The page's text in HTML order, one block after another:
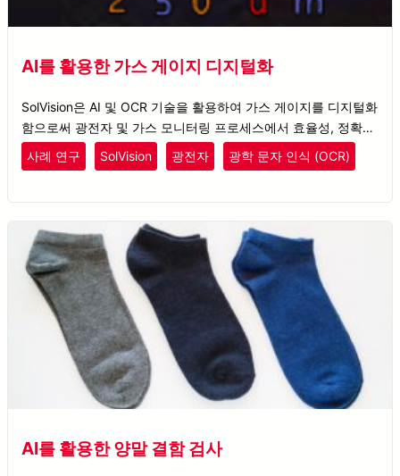
AI를 활용한 가스 게이지 디지털화
SolVision은 AI 및 OCR 기술을 활용하여 가스 게이지를 디지털화
함으로써 광전자 및 가스 모니터링 프로세스에서 효율성, 정확성
및 대응 속도를 향상시킵니다.
사례 연구 SolVision 광전자 광학 문자 인식 (OCR)
AI를 활용한 양말 결함 검사